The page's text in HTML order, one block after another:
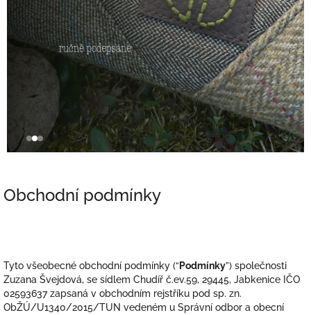
Obchodní podmínky
Tyto všeobecné obchodní podmínky (“ Podmínky”) společnosti
Zuzana Švejdová, se sídlem Chudíř č.ev.59, 29445, Jabkenice IČO
02593637 zapsaná v obchodním rejstříku pod sp. zn.
ObŽÚ/U1340/2015/TUN vedeném u Správní odbor a obecní